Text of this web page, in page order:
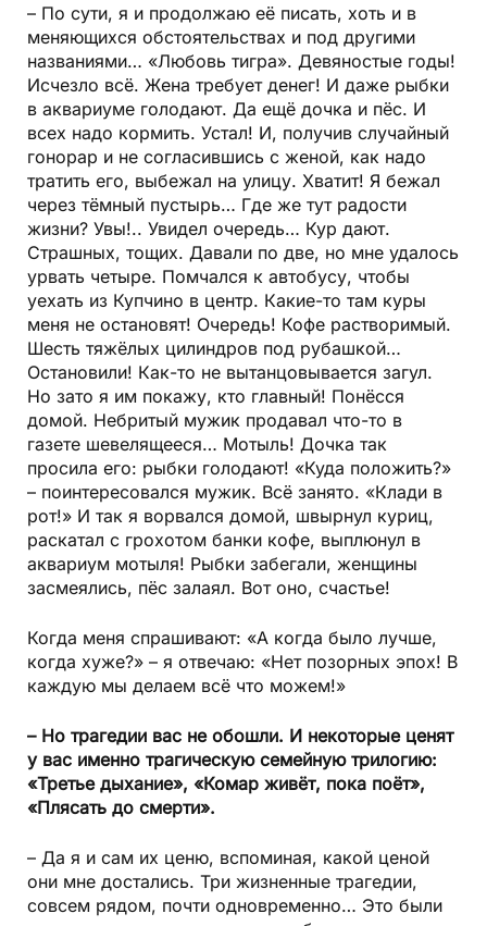
– По сути, я и продолжаю её писать, хоть и в
меняющихся обстоятельствах и под другими
названиями… «Любовь тигра». Девяностые годы!
Исчезло всё. Жена требует денег! И даже рыбки
в аквариуме голодают. Да ещё дочка и пёс. И
всех надо кормить. Устал! И, получив случайный
гонорар и не согласившись с женой, как надо
тратить его, выбежал на улицу. Хватит! Я бежал
через тёмный пустырь… Где же тут радости
жизни? Увы!.. Увидел очередь… Кур дают.
Страшных, тощих. Давали по две, но мне удалось
урвать четыре. Помчался к автобусу, чтобы
уехать из Купчино в центр. Какие-то там куры
меня не остановят! Очередь! Кофе растворимый.
Шесть тяжёлых цилиндров под рубашкой…
Остановили! Как-то не вытанцовывается загул.
Но зато я им покажу, кто главный! Понёсся
домой. Небритый мужик продавал что-то в
газете шевелящееся… Мотыль! Дочка так
просила его: рыбки голодают! «Куда положить?»
– поинтересовался мужик. Всё занято. «Клади в
рот!» И так я ворвался домой, швырнул куриц,
раскатал с грохотом банки кофе, выплюнул в
аквариум мотыля! Рыбки забегали, женщины
засмеялись, пёс залаял. Вот оно, счастье!
Когда меня спрашивают: «А когда было лучше,
когда хуже?» – я отвечаю: «Нет позорных эпох! В
каждую мы делаем всё что можем!»
– Но трагедии вас не обошли. И некоторые ценят
у вас именно трагическую семейную трилогию:
«Третье дыхание», «Комар живёт, пока поёт»,
«Плясать до смерти».
– Да я и сам их ценю, вспоминая, какой ценой
они мне достались. Три жизненные трагедии,
совсем рядом, почти одновременно… Это были